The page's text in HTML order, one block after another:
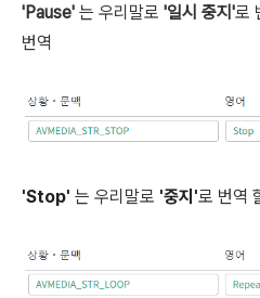
'Pause' 는 우리말로 '일시 중지'로
번역
'Stop' 는 우리말로 '중지'로 번역